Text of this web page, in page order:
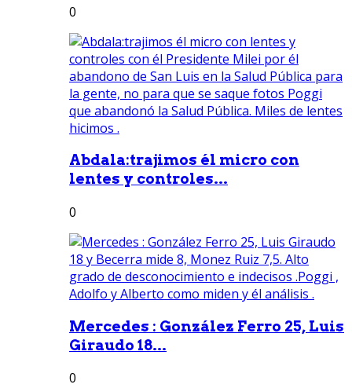
0
Abdala:trajimos él micro con
lentes y controles...
0
Mercedes : González Ferro 25, Luis
Giraudo 18...
0